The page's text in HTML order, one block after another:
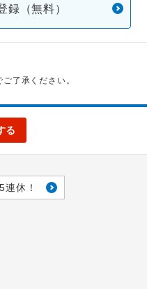
録（無料）
了承ください。
る
休！